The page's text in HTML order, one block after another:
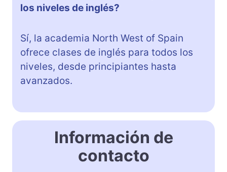
los niveles de inglés?
Sí, la academia North West of Spain
ofrece clases de inglés para todos los
niveles, desde principiantes hasta
avanzados.
Información de
contacto